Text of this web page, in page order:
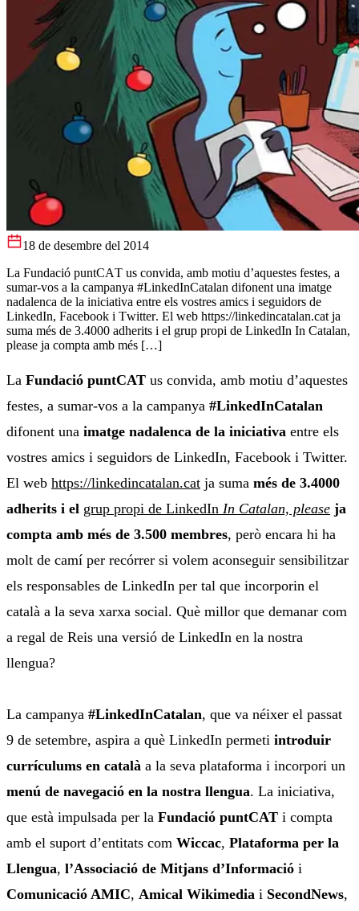
18 de desembre del 2014
La Fundació puntCAT us convida, amb motiu d’aquestes festes, a
sumar-vos a la campanya #LinkedInCatalan difonent una imatge
nadalenca de la iniciativa entre els vostres amics i seguidors de
LinkedIn, Facebook i Twitter. El web https://linkedincatalan.cat ja
suma més de 3.4000 adherits i el grup propi de LinkedIn In Catalan,
please ja compta amb més […]
La Fundació puntCAT us convida, amb motiu d’aquestes
festes, a sumar-vos a la campanya #LinkedInCatalan
difonent una imatge nadalenca de la iniciativa entre els
vostres amics i seguidors de LinkedIn, Facebook i Twitter.
El web https://linkedincatalan.cat ja suma més de 3.4000
adherits i el grup propi de LinkedIn In Catalan, please ja
compta amb més de 3.500 membres, però encara hi ha
molt de camí per recórrer si volem aconseguir sensibilitzar
els responsables de LinkedIn per tal que incorporin el
català a la seva xarxa social. Què millor que demanar com
a regal de Reis una versió de LinkedIn en la nostra
llengua?
La campanya #LinkedInCatalan, que va néixer el passat
9 de setembre, aspira a què LinkedIn permeti introduir
currículums en català a la seva plataforma i incorpori un
menú de navegació en la nostra llengua. La iniciativa,
que està impulsada per la Fundació puntCAT i compta
amb el suport d’entitats com Wiccac, Plataforma per la
Llengua, l’Associació de Mitjans d’Informació i
Comunicació AMIC, Amical Wikimedia i SecondNews,